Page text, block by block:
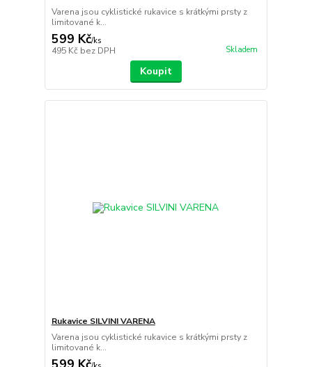
Varena jsou cyklistické rukavice s krátkými prsty z
limitované k...
599 Kč/ks
495 Kč bez DPH Skladem
Koupit
Rukavice SILVINI VARENA
Varena jsou cyklistické rukavice s krátkými prsty z
limitované k...